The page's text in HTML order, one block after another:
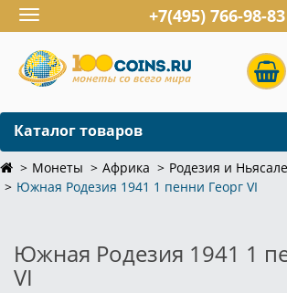
Toggle
navigation
+7(495) 766-98-83
Каталог товаров
Монеты Африка
Родезия и
Южная Родезия 1941 1 пенни Георг VI
Южная Родезия 1941 1
VI